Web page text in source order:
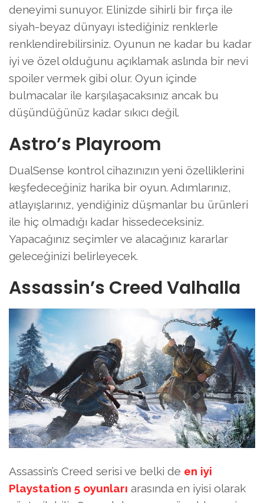
deneyimi sunuyor. Elinizde sihirli bir fırça ile
siyah-beyaz dünyayı istediğiniz renklerle
renklendirebilirsiniz. Oyunun ne kadar bu kadar
iyi ve özel olduğunu açıklamak aslında bir nevi
spoiler vermek gibi olur. Oyun içinde
bulmacalar ile karşılaşacaksınız ancak bu
düşündüğünüz kadar sıkıcı değil.
Astro’s Playroom
DualSense kontrol cihazınızın yeni özelliklerini
keşfedeceğiniz harika bir oyun. Adımlarınız,
atlayışlarınız, yendiğiniz düşmanlar bu ürünleri
ile hiç olmadığı kadar hissedeceksiniz.
Yapacağınız seçimler ve alacağınız kararlar
geleceğinizi belirleyecek.
Assassin’s Creed Valhalla
Assassin’s Creed serisi ve belki de en iyi
Playstation 5 oyunları arasında en iyisi olarak